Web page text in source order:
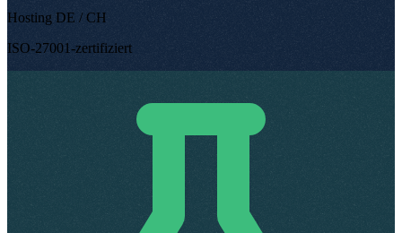
Hosting DE / CH
ISO-27001-zertifiziert